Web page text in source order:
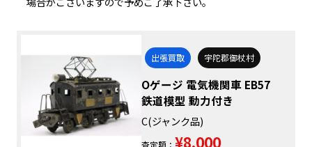
出張買取 宇陀郡御杖村
Oゲージ 電気機関車 EB57
鉄道模型 動力付き
C(ジャンク品)
査定額： ¥8,000